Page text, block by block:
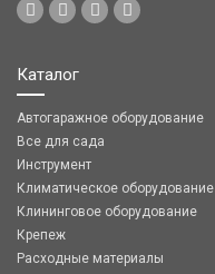
Каталог
Автогаражное оборудование
Все для сада
Инструмент
Климатическое оборудование
Клининговое оборудование
Крепеж
Расходные материалы